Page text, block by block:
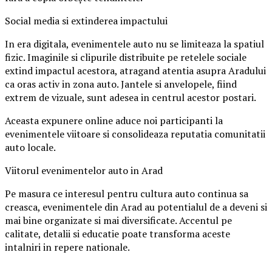
Social media si extinderea impactului
In era digitala, evenimentele auto nu se limiteaza la spatiul
fizic. Imaginile si clipurile distribuite pe retelele sociale
extind impactul acestora, atragand atentia asupra Aradului
ca oras activ in zona auto. Jantele si anvelopele, fiind
extrem de vizuale, sunt adesea in centrul acestor postari.
Aceasta expunere online aduce noi participanti la
evenimentele viitoare si consolideaza reputatia comunitatii
auto locale.
Viitorul evenimentelor auto in Arad
Pe masura ce interesul pentru cultura auto continua sa
creasca, evenimentele din Arad au potentialul de a deveni si
mai bine organizate si mai diversificate. Accentul pe
calitate, detalii si educatie poate transforma aceste
intalniri in repere nationale.